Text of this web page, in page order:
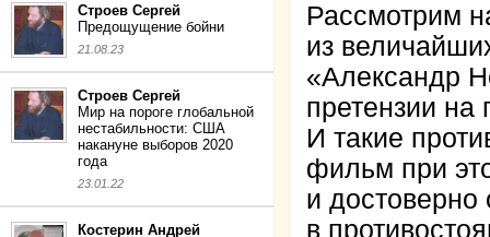
Строев Сергей
Предощущение бойни
21.08.23
Строев Сергей
Мир на пороге глобальной
нестабильности: США
накануне выборов 2020
года
23.01.22
Костерин Андрей
Рассмотрим
из
«Александр
претензии на
И такие
фильм при
и
в